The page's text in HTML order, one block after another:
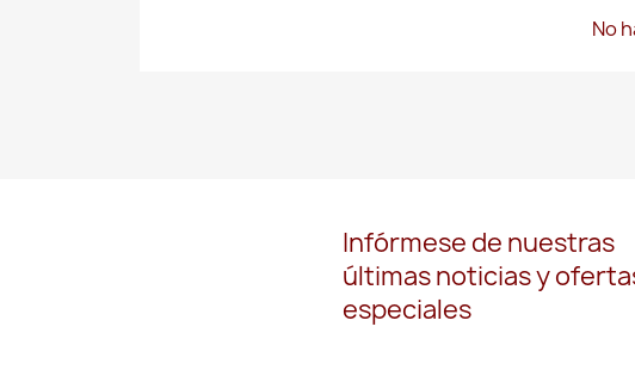
No
Infórmese de nuestras
últimas noticias y
especiales